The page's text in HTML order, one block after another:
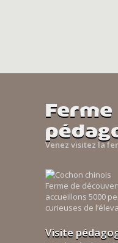
Ferme
Venez visitez la
Ferme de
accueillons 5000
curieuses de
Visite